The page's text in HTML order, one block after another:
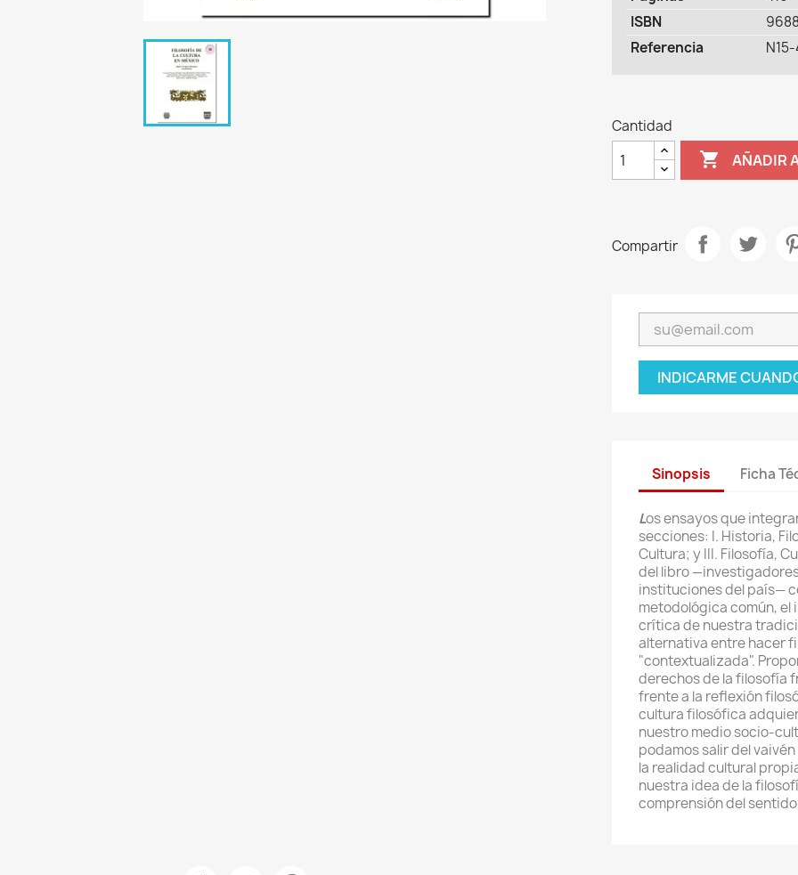
ISBN
Referencia
Cantidad
 AÑADIR
Compartir
INDICARME
Sinopsis Ficha
Los ensayos que
secciones: I. Historia,
Cultura; y III. Filosofía,
del libro—
instituciones del país—
metodológica común,
crítica de nuestra
alternativa entre hacer
"contextualizada".
derechos de la filosofía
frente a la reflexión
cultura filosófica
nuestro medio socio-
podamos salir del
la realidad cultural
nuestra idea de la
comprensión del